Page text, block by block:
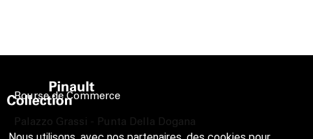
Bourse de Commerce
Palazzo Grassi - Punta Della Dogana